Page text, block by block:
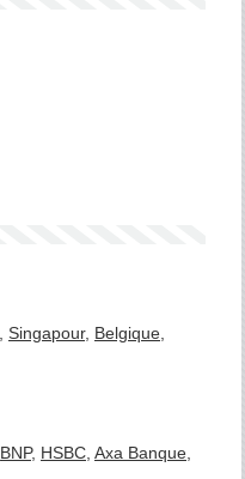
Singapour, Belgique
BNP, HSBC Axa Banque